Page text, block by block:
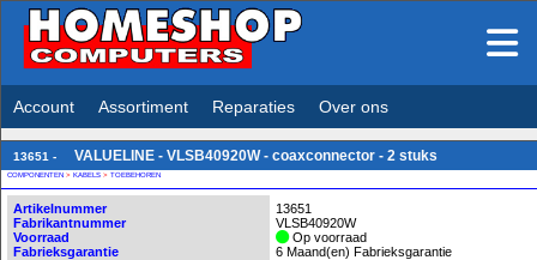
Account Assortiment Reparaties Over ons
13651 - VALUELINE - VLSB40920W - coaxconnector - 2 stuks
COMPONENTEN > KABELS > TOEBEHOREN
Artikelnummer
Fabrikantnummer
Voorraad
Fabrieksgarantie
13651
VLSB40920W
Op voorraad
6 Maand(en) Fabrieksgarantie